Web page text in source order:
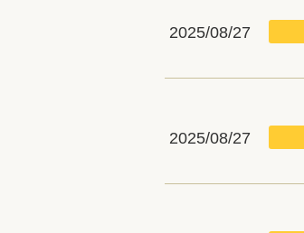
2025/08/27
2025/08/27